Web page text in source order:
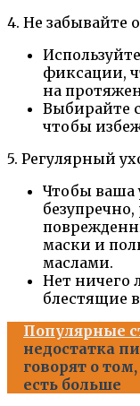
4. Не забывайте
фиксации,
на
Выбирайте
чтобы
5. Регулярный
Чтобы ваша
маски и
маслами.
Нет ничего
блестящие
Популярные
недостатка
говорят о
есть больше